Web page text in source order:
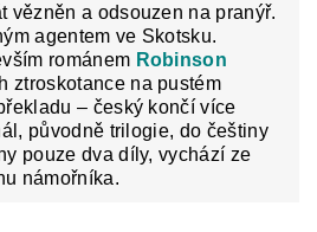
a odsouzen na pranýř.
agentem ve Skotsku.
románem Robinson
ztroskotance na pustém
– český končí více
původně trilogie, do češtiny
pouze dva díly, vychází ze
námořníka.